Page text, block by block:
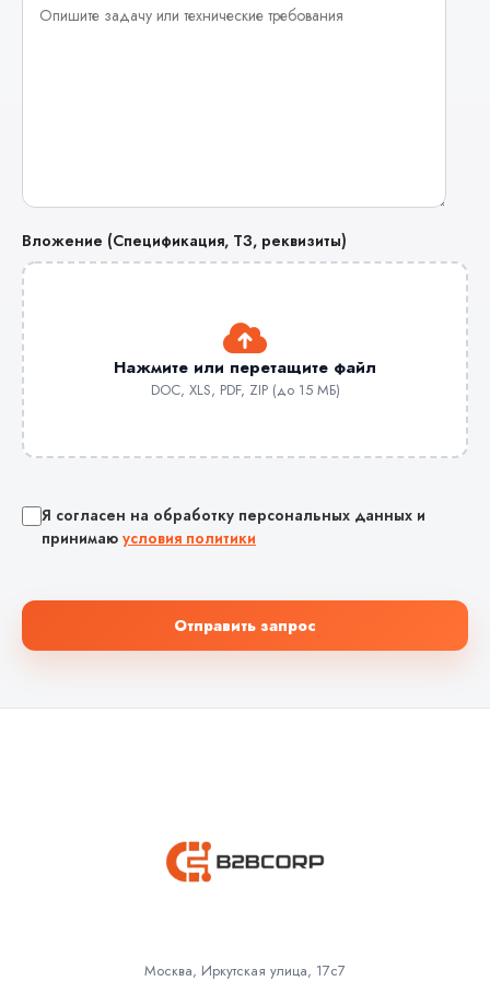
Вложение (Спецификация, ТЗ, реквизиты)
Нажмите или перетащите файл
DOC, XLS, PDF, ZIP (до 15 МБ)
Я согласен на обработку персональных данных и
принимаю условия политики
Отправить запрос
Москва, Иркутская улица, 17с7